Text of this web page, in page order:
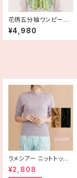
花柄五分袖ワンピース
グリーン 古着
¥4,980
ラメシアー ニットトップ
ス 〔merlot plus〕
¥2,808